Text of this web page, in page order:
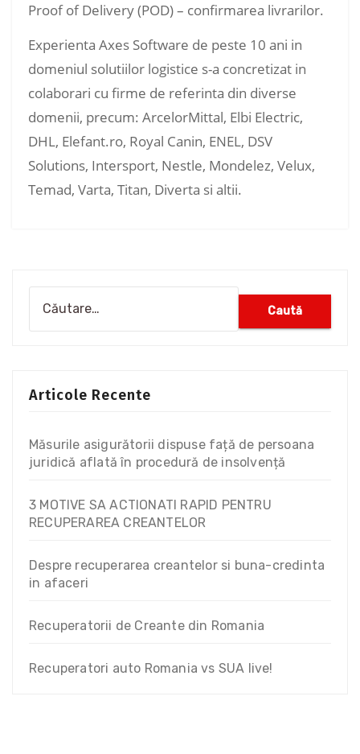
Proof of Delivery (POD) – confirmarea livrarilor.
Experienta Axes Software de peste 10 ani in
domeniul solutiilor logistice s-a concretizat in
colaborari cu firme de referinta din diverse
domenii, precum: ArcelorMittal, Elbi Electric,
DHL, Elefant.ro, Royal Canin, ENEL, DSV
Solutions, Intersport, Nestle, Mondelez, Velux,
Temad, Varta, Titan, Diverta si altii.
Articole Recente
Măsurile asigurătorii dispuse față de persoana
juridică aflată în procedură de insolvență
3 MOTIVE SA ACTIONATI RAPID PENTRU
RECUPERAREA CREANTELOR
Despre recuperarea creantelor si buna-credinta
in afaceri
Recuperatorii de Creante din Romania
Recuperatori auto Romania vs SUA live!